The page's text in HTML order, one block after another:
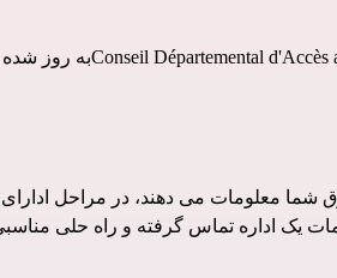
Conseil Départemental d'Accèsبه روز شده il y a 5 ans
شما معلومات می دهند، در مراحل
یک اداره تماس گرفته و راه حلی